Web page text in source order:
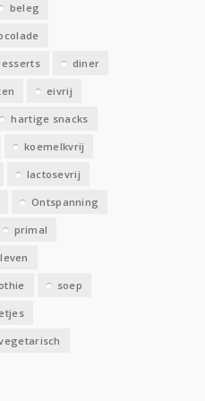
beleg
diner
eivrij
hartige snacks
koemelkvrij
lactosevrij
Ontspanning
primal
soep